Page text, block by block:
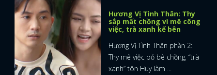
Hương Vị Tình Thân: Thy
sắp mất chồng vì mê công
việc, trà xanh kế bên
Hương Vị Tình Thân phần 2:
Thy mê việc bỏ bê chồng, “trà
xanh” tôn Huy làm ...